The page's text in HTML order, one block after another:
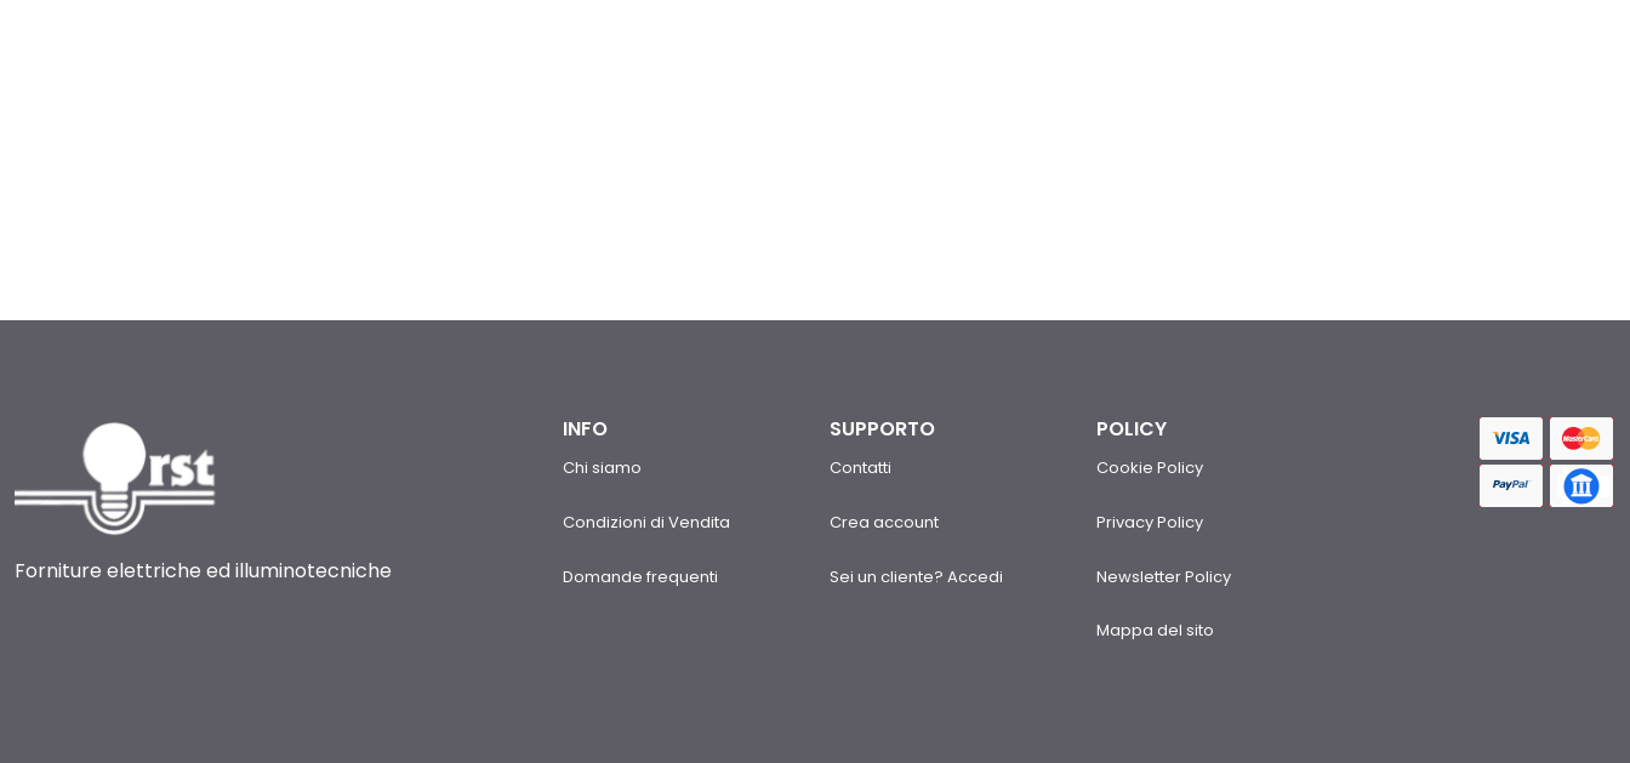
Forniture elettriche ed illuminotecniche
INFO
Chi siamo
Condizioni di Vendita
Domande frequenti
SUPPORTO
Contatti
Crea account
Sei un cliente? Accedi
POLICY
Cookie Policy
Privacy Policy
Newsletter Policy
Mappa del sito